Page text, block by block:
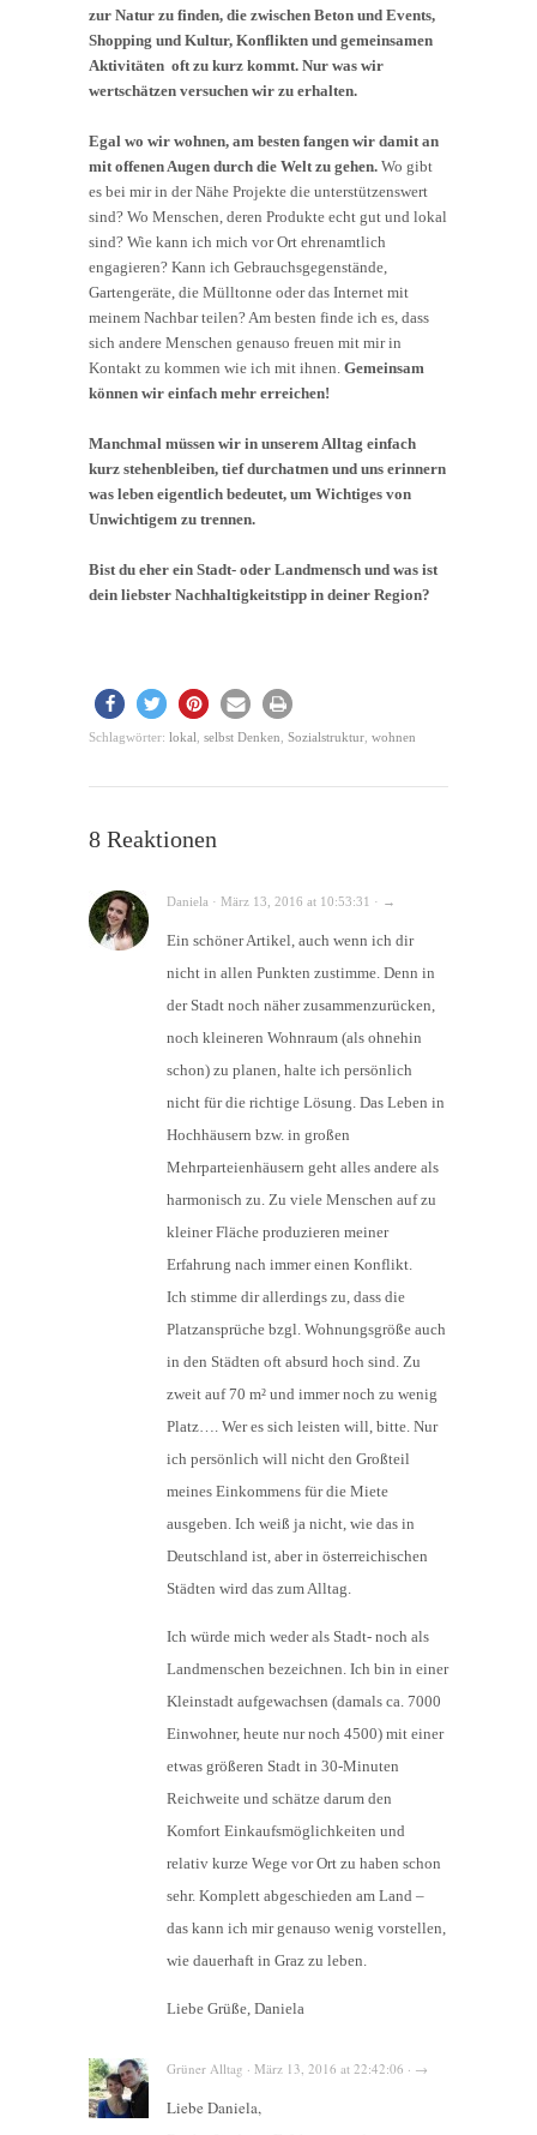
zur Natur zu finden, die zwischen Beton und Events,
Shopping und Kultur, Konflikten und gemeinsamen
Aktivitäten oft zu kurz kommt. Nur was wir
wertschätzen versuchen wir zu erhalten.
Egal wo wir wohnen, am besten fangen wir damit an
mit offenen Augen durch die Welt zu gehen. Wo gibt
es bei mir in der Nähe Projekte die unterstützenswert
sind? Wo Menschen, deren Produkte echt gut und lokal
sind? Wie kann ich mich vor Ort ehrenamtlich
engagieren? Kann ich Gebrauchsgegenstände,
Gartengeräte, die Mülltonne oder das Internet mit
meinem Nachbar teilen? Am besten finde ich es, dass
sich andere Menschen genauso freuen mit mir in
Kontakt zu kommen wie ich mit ihnen. Gemeinsam
können wir einfach mehr erreichen!
Manchmal müssen wir in unserem Alltag einfach
kurz stehenbleiben, tief durchatmen und uns erinnern
was leben eigentlich bedeutet, um Wichtiges von
Unwichtigem zu trennen.
Bist du eher ein Stadt- oder Landmensch und was ist
dein liebster Nachhaltigkeitstipp in deiner Region?
Schlagwörter: lokal selbst Denken Sozialstruktur wohnen
8 Reaktionen
Daniela · März 13, 2016 at 10:53:31 · →
Ein schöner Artikel, auch wenn ich dir
nicht in allen Punkten zustimme. Denn in
der Stadt noch näher zusammenzurücken,
noch kleineren Wohnraum (als ohnehin
schon) zu planen, halte ich persönlich
nicht für die richtige Lösung. Das Leben in
Hochhäusern bzw. in großen
Mehrparteienhäusern geht alles andere als
harmonisch zu. Zu viele Menschen auf zu
kleiner Fläche produzieren meiner
Erfahrung nach immer einen Konflikt.
Ich stimme dir allerdings zu, dass die
Platzansprüche bzgl. Wohnungsgröße auch
in den Städten oft absurd hoch sind. Zu
zweit auf 70 m² und immer noch zu wenig
Platz…. Wer es sich leisten will, bitte. Nur
ich persönlich will nicht den Großteil
meines Einkommens für die Miete
ausgeben. Ich weiß ja nicht, wie das in
Deutschland ist, aber in österreichischen
Städten wird das zum Alltag.
Ich würde mich weder als Stadt- noch als
Landmenschen bezeichnen. Ich bin in einer
Kleinstadt aufgewachsen (damals ca. 7000
Einwohner, heute nur noch 4500) mit einer
etwas größeren Stadt in 30-Minuten
Reichweite und schätze darum den
Komfort Einkaufsmöglichkeiten und
relativ kurze Wege vor Ort zu haben schon
sehr. Komplett abgeschieden am Land –
das kann ich mir genauso wenig vorstellen,
wie dauerhaft in Graz zu leben.
Liebe Grüße, Daniela
Grüner Alltag · März 13, 2016 at 22:42:06 · →
Liebe Daniela,